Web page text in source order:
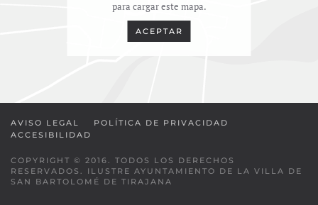
para cargar este mapa.
ACEPTAR
AVISO LEGAL
POLÍTICA DE PRIVACIDAD
ACCESIBILIDAD
COPYRIGHT © 2016. TODOS LOS DERECHOS
RESERVADOS. ILUSTRE AYUNTAMIENTO DE LA VILLA DE
SAN BARTOLOMÉ DE TIRAJANA